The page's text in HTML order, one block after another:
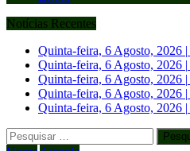
Notícias Recentes
Quinta-feira, 6 Agosto, 2026 |
Quinta-feira, 6 Agosto, 2026 |
Quinta-feira, 6 Agosto, 2026 |
Quinta-feira, 6 Agosto, 2026 |
Quinta-feira, 6 Agosto, 2026 |
Pesquisar
por: